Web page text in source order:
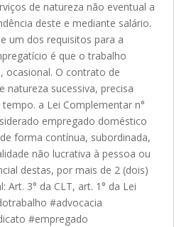
de natureza não eventual a
deste e mediante salário.
um dos requisitos para a
é que o trabalho
ocasional. O contrato de
natureza sucessiva, precisa
a Lei Complementar n°
empregado doméstico
forma contínua, subordinada,
não lucrativa à pessoa ou
destas, por mais de 2 (dois)
Art. 3° da CLT, art. 1° da Lei
#advocacia
#empregado